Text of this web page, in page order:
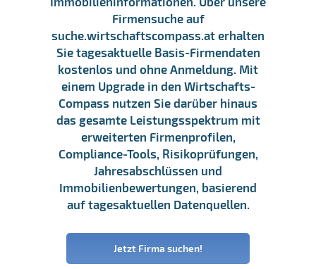
Firmensuche auf
suche.wirtschaftscompass.at erhalten
Sie tagesaktuelle Basis-Firmendaten
kostenlos und ohne Anmeldung. Mit
einem Upgrade in den Wirtschafts-
Compass nutzen Sie darüber hinaus
das gesamte Leistungsspektrum mit
erweiterten Firmenprofilen,
Compliance-Tools, Risikoprüfungen,
Jahresabschlüssen und
Immobilienbewertungen, basierend
auf tagesaktuellen Datenquellen.
Jetzt Firma suchen!